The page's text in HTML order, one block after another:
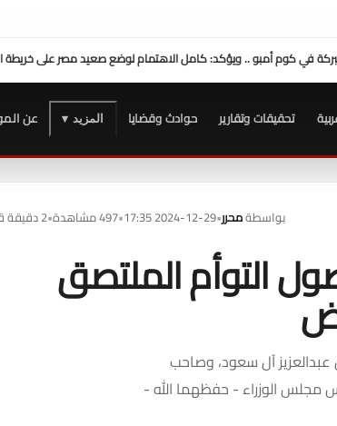
محافظ سوهاج: موافقة الرئيس السيسي على منحة 10 ملايين دولار تعزز التنمية بالمحافظة
تحقيقات وتقارير حوادث وقضايا المزيد ▾ عن
بواسطةمحرر•
2024-12-29 17:35
•497 مشاهدة •2 دقيقة قراءة
التوأم الملتصق
عبدالعزيز آل سعود، وصاحب
مجلس الوزراء - حفظهما الله -